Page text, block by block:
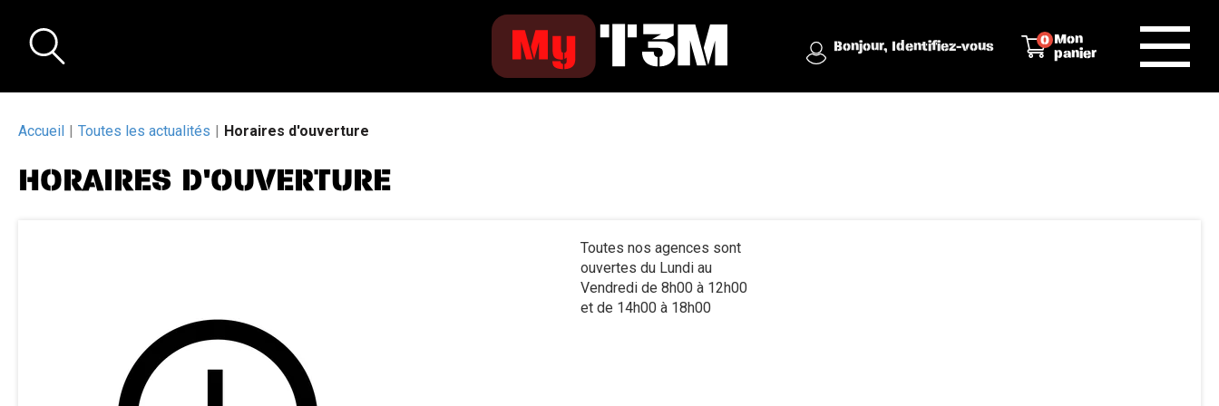
Bonjour, Identifiez-vous
Mon
panier
0
Accueil Toutes les actualités Horaires d'ouverture
HORAIRES D'OUVERTURE
Toutes nos agences sont
ouvertes du Lundi au
Vendredi de 8h00 à 12h00
et de 14h00 à 18h00